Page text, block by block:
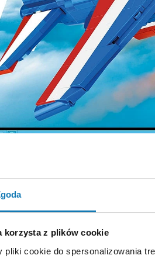
korzysta z plików cookie
pliki cookie do spersonalizowania
model kultowego
Powietrznych.
model w skali 1:48, który